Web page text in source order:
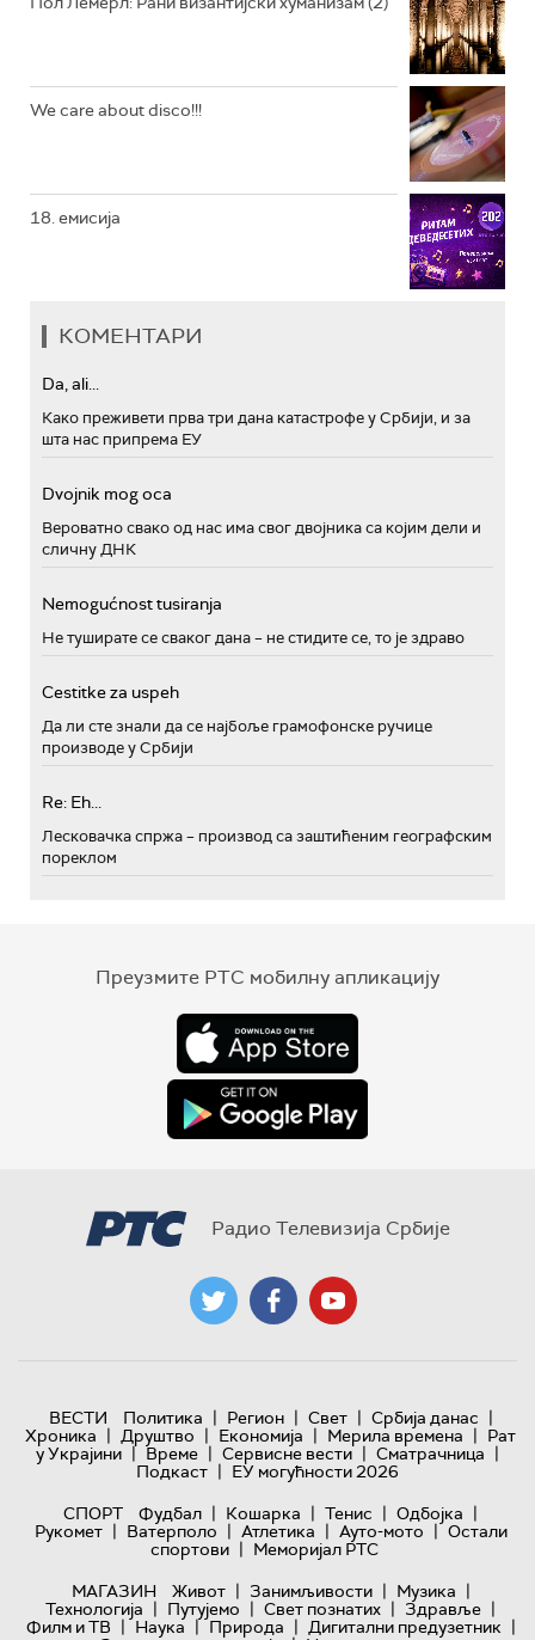
We care about disco!!!
18. емисија
КОМЕНТАРИ
Da, ali...
Како преживети прва три дана катастрофе у Србији, и за
шта нас припрема ЕУ
Dvojnik mog oca
Вероватно свако од нас има свог двојника са којим дели и
сличну ДНК
Nemogućnost tusiranja
Не туширате се сваког дана – не стидите се, то је здраво
Cestitke za uspeh
Да ли сте знали да се најбоље грамофонске ручице
производе у Србији
Re: Eh...
Лесковачка спржа – производ са заштићеним географским
пореклом
Преузмите РТС мобилну апликацију
Радио Телевизија Србије
ВЕСТИ Политика | Регион | Свет | Србија данас |
Хроника | Друштво | Економија | Мерила времена | Рат
у Украјини | Време | Сервисне вести | Сматрачница |
Подкаст | ЕУ могућности 2026
СПОРТ
Фудбал | Кошарка | Тенис | Одбојка |
Рукомет | Ватерполо | Атлетика | Ауто-мото | Остали
спортови | Меморијал РТС
МАГАЗИН
Живот | Занимљивости | Музика |
Технологијa | Путујемо | Свет познатих | Здравље |
Филм и ТВ | Наука | Природа | Дигитални предузетник |